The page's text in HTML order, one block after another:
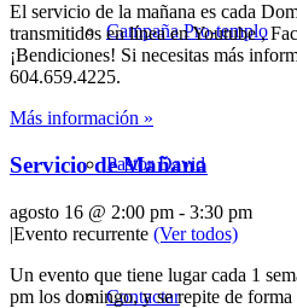
Campaña Pro-templo
Pastor David
Contactar
El servicio de la mañana es cada
transmitidos en línea en Youtube ,
¡Bendiciones! Si necesitas más
604.659.4225.
Más información »
Servicio de Mañana
agosto 16 @ 2:00 pm - 3:30 pm
|Evento recurrente (Ver todos)
Un evento que tiene lugar cada 1
pm los domingo, y se repite de